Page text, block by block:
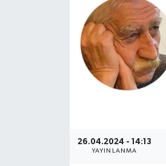
26.04.2024 - 14:13
YAYINLANMA
Asayiş Haberleri
Ulusal Haberler
Vefat Edenler